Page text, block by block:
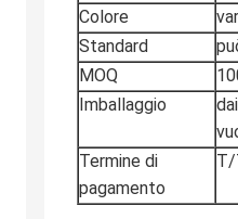
Colore
Standard
MOQ
Imballaggio
Termine di
pagamento